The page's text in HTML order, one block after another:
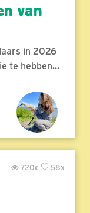
van
in 2026
te hebben...
58x
720x